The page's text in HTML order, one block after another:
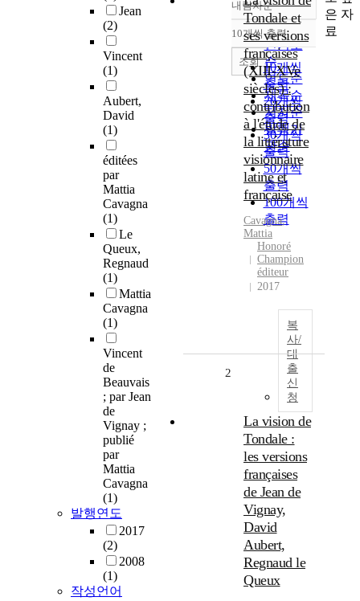
Jean
(2)
Vincent
(1)
Aubert,
David
(1)
éditées
par
Mattia
Cavagna
(1)
Le
Queux,
Regnaud
(1)
Mattia
Cavagna
(1)
Vincent
de
Beauvais
; par Jean
de
Vignay ;
publié
par
Mattia
Cavagna
(1)
발행연도
2017
(2)
2008
(1)
작성언어
정확도
순
인기도
순
연도순
제목순
저자순
발행기
관순
내림차순
내림차순
10개씩 출력
10개씩
출력
20개씩
출력
30개씩
출력
50개씩
출력
100개씩
출력
조회
Tondale et
ses versions
françaises
(XIII-XVe
siècles) :
contribution
à l'étude de
la littérature
visionnaire
latine et
française
Cavagna,
Mattia
Honoré
Champion
éditeur
2017
복
사/
대
출
신
청
2
La vision de
Tondale :
les versions
françaises
de Jean de
Vignay,
David
Aubert,
Regnaud le
Queux
은 자
료